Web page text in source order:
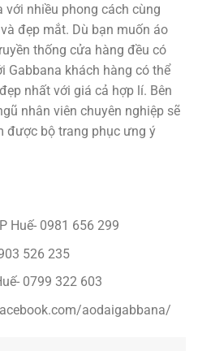
với nhiều phong cách cùng
đẹp mắt. Dù bạn muốn áo
thống cửa hàng đều có
Gabbana khách hàng có thể
nhất với giá cả hợp lí. Bên
nhân viên chuyên nghiệp sẽ
được bộ trang phục ưng ý
Huế- 0981 656 299
526 235
0799 322 603
aodaigabbana/